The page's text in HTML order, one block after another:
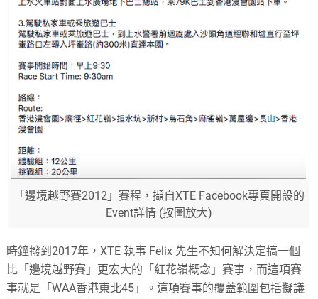
「邊境越野賽2012」賽程，擷自XTE Facebook專頁開設的
Event詳情 (按圖放大)
時鐘撥到2017年，XTE 執事 Felix 先生不知何解決定搞一個
比「邊境越野賽」更宏大的「紅花嶺概念」賽事，而這項賽
事就是「WAA香港東北45」。這項賽事的覆蓋範圍包括擬議